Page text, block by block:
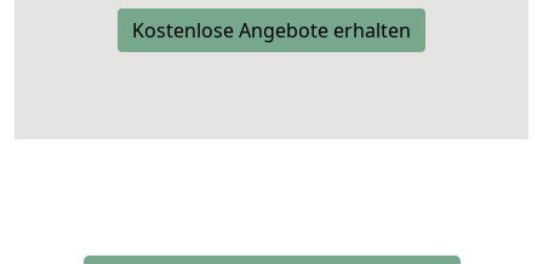
Kostenlose Angebote erhalten